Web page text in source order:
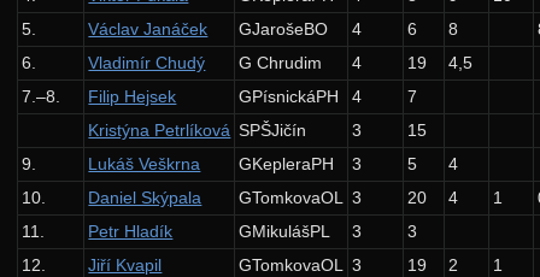
5.
Václav Janáček GJarošeBO 4 6 8
6.
Vladimír Chudý G Chrudim 4 19
4,5
7.–8.
Filip Hejsek GPísnickáPH 4
7
Kristýna Petrlíková SPŠJičín 3
15
9.
Lukáš Veškrna GKepleraPH 3 5
4
10.
Daniel Skýpala GTomkovaOL 3 20 4 1
11.
Petr Hladík GMikulášPL 3
3
12.
Jiří Kvapil GTomkovaOL 3 19 2
1
Řešení
Výsledky
Zadání 2. série
Řešení
Výsledky
Zadání 3. série
Řešení